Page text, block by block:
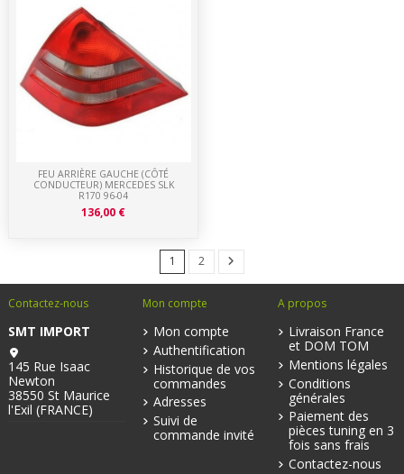
FEU ARRIÈRE GAUCHE (CÔTÉ
CONDUCTEUR) MERCEDES SLK
R170 96-04
136,00 €
1 2
Contactez-nous
SMT IMPORT
145 Rue Isaac
Newton
38550 St Maurice
l'Exil (FRANCE)
Mon compte
Mon compte
Authentification
Historique de vos
commandes
Adresses
Suivi de
commande invité
A propos
Livraison France
et DOM TOM
Mentions légales
Conditions
générales
Paiement des
pièces tuning en 3
fois sans frais
Contactez-nous